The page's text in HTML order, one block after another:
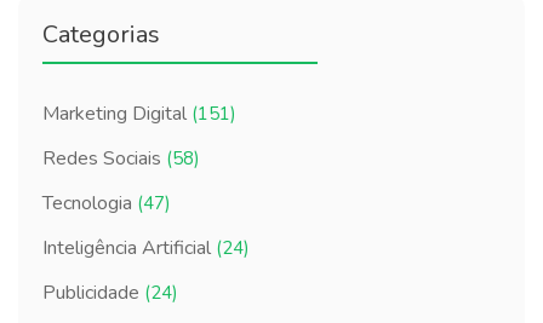
Categorias
Marketing Digital (151)
Redes Sociais (58)
Tecnologia (47)
Inteligência Artificial (24)
Publicidade (24)